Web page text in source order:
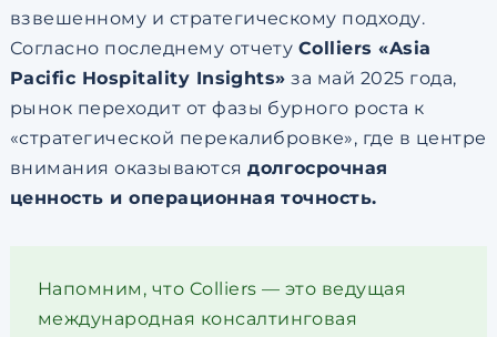
взвешенному и стратегическому подходу.
Согласно последнему отчету Colliers «Asia
Pacific Hospitality Insights» за май 2025 года,
рынок переходит от фазы бурного роста к
«стратегической перекалибровке», где в центре
внимания оказываютсядолгосрочная
ценность и операционная точность.
Напомним, что Colliers — это ведущая
международная консалтинговая